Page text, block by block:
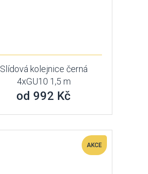
Slídová kolejnice černá
4xGU10 1,5 m
od 992 Kč
AKCE